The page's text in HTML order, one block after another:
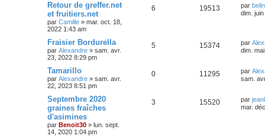
Retour de greffer.net
et fruitiers.net
par Camille » mar. oct. 18,
2022 1:43 am
6 19513 par
dim.
Fraisier Bordurella
par Alexandre » sam. avr.
23, 2022 8:29 pm
5 15374 par
dim.
Tamarillo
par Alexandre » sam. avr.
22, 2023 8:51 pm
0 11295 par
sam.
Septembre 2020
graines fraîches
d'asimines
par Benoit30 » lun. sept.
14, 2020 1:04 pm
3 15520 par
mar.